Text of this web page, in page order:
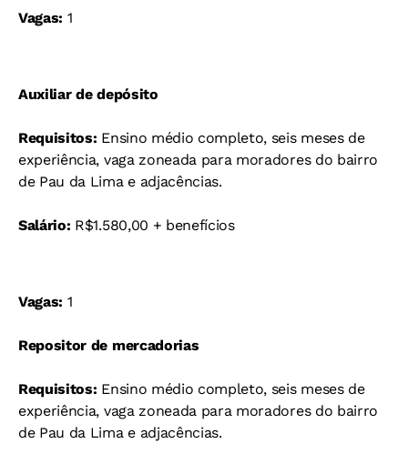
Vagas: 1
Auxiliar de depósito
Requisitos: Ensino médio completo, seis meses de
experiência, vaga zoneada para moradores do bairro
de Pau da Lima e adjacências.
Salário: R$1.580,00 + benefícios
Vagas: 1
Repositor de mercadorias
Requisitos: Ensino médio completo, seis meses de
experiência, vaga zoneada para moradores do bairro
de Pau da Lima e adjacências.